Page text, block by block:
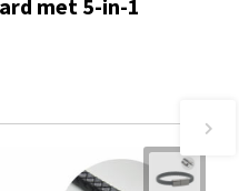
met 5-in-1